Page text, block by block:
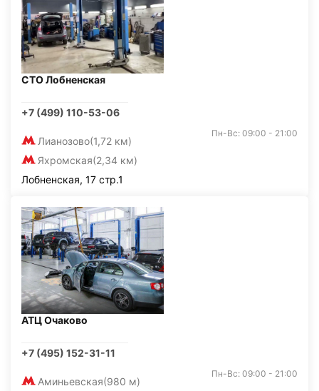
СТО Лобненская
+7 (499) 110-53-06
Лианозово(1,72 км)
Яхромская(2,34 км)
Пн-Вс: 09:00 - 21:00
Лобненская, 17 стр.1
АТЦ Очаково
+7 (495) 152-31-11
Аминьевская(980 м)
Пн-Вс: 09:00 - 21:00